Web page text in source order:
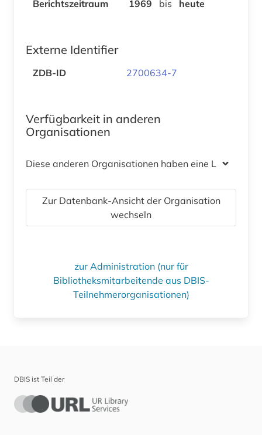
Berichtszeitraum 1969 bis heute
Externe Identifier
ZDB-ID 2700634-7
Verfügbarkeit in anderen
Organisationen
Diese anderen Organisationen haben eine Lizenz
Zur Datenbank-Ansicht der Organisation
wechseln
zur Administration (nur für
Bibliotheksmitarbeitende aus DBIS-
Teilnehmerorganisationen)
DBIS ist Teil der